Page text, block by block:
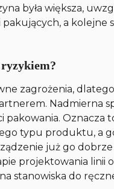
była większa,
a kolejne
zagrożenia,
Nadmierna
Oznacza
typu produktu, a
już go
projektowania linii
stanowiska do